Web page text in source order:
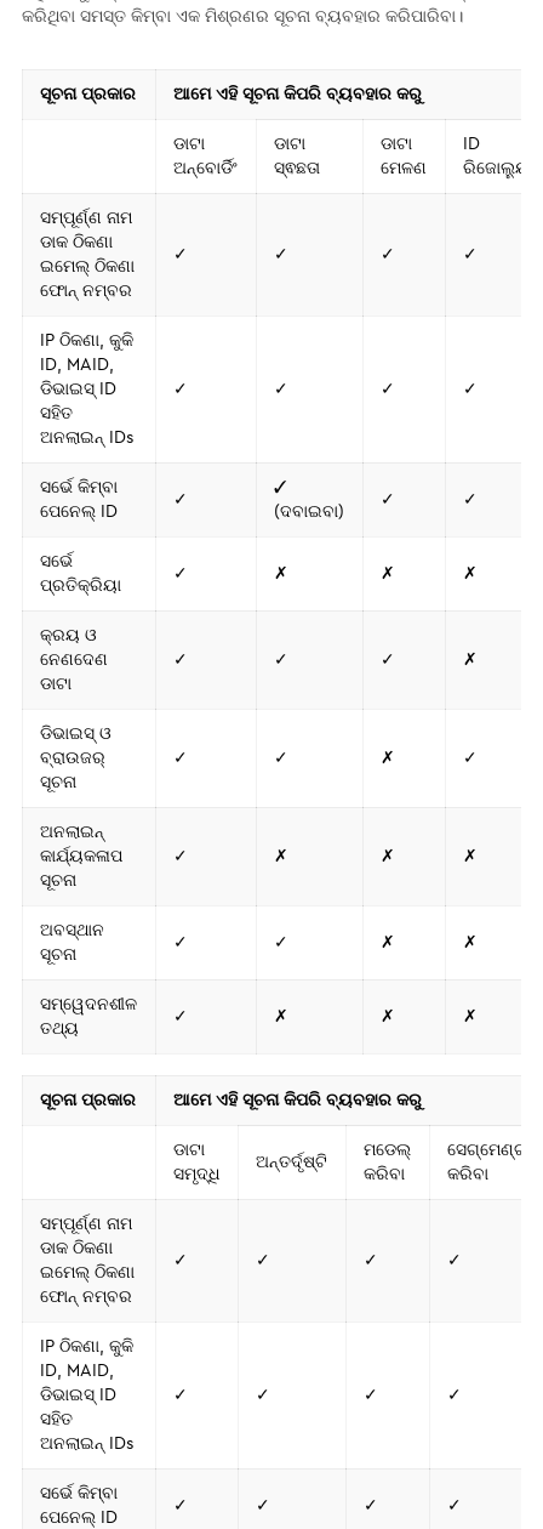
କରିଥିବା ସମସ୍ତ କିମ୍ବା ଏକ ମିଶ୍ରଣର ସୂଚନା ବ୍ୟବହାର କରିପାରିବା।
ସୂଚନା ପ୍ରକାର ଆମେ ଏହି ସୂଚନା କିପରି ବ୍ୟବହାର କରୁ
ଡାଟା
ଅନ୍‌ବୋର୍ଡିଂ
ଡାଟା
ସ୍ଵଛତା
ଡାଟା
ମେଳଣ
ID
ସମ୍ପୂର୍ଣ୍ଣ ନାମ
ଡାକ ଠିକଣା
ଇମେଲ୍ ଠିକଣା
ଫୋନ୍ ନମ୍ବର
✓ ✓ ✓ ✓
IP ଠିକଣା, କୁକି
ID, MAID,
ଡିଭାଇସ୍ ID
ସହିତ
ଅନଲାଇନ୍ IDs
✓ ✓ ✓ ✓
ସର୍ଭେ କିମ୍ବା
ପେନେଲ୍ ID
✓
✓
(ଦବାଇବା)
✓ ✓
ସର୍ଭେ
ପ୍ରତିକ୍ରିୟା
✓ ✗ ✗ ✗
କ୍ରୟ ଓ
ନେଣଦେଣ
ଡାଟା
✓ ✓ ✓ ✗
ଡିଭାଇସ୍ ଓ
ବ୍ରାଉଜର୍
ସୂଚନା
✓ ✓ ✗ ✓
ଅନଲାଇନ୍
କାର୍ଯ୍ୟକଳାପ
ସୂଚନା
✓ ✗ ✗ ✗
ଅବସ୍ଥାନ
ସୂଚନା
✓ ✓ ✗ ✗
ସମ୍ୱେଦନଶୀଳ
ତଥ୍ୟ
✓ ✗ ✗ ✗
ସୂଚନା ପ୍ରକାର ଆମେ ଏହି ସୂଚନା କିପରି ବ୍ୟବହାର କରୁ
ଡାଟା
ସମୃଦ୍ଧି
ଅନ୍ତର୍ଦୃଷ୍ଟି
ମଡେଲ୍
କରିବା
ସେଗ୍‌ମେଣ୍ଟ
କରିବା
ସମ୍ପୂର୍ଣ୍ଣ ନାମ
ଡାକ ଠିକଣା
ଇମେଲ୍ ଠିକଣା
ଫୋନ୍ ନମ୍ବର
✓ ✓ ✓ ✓
IP ଠିକଣା, କୁକି
ID, MAID,
ଡିଭାଇସ୍ ID
ସହିତ
ଅନଲାଇନ୍ IDs
✓ ✓ ✓ ✓
ସର୍ଭେ କିମ୍ବା
ପେନେଲ୍ ID
✓ ✓ ✓ ✓